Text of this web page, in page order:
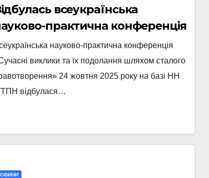
всеукраїнська
практична конференція
виклики та їх
шляхом сталого
науково-практична конференція
виклики та їх подолання шляхом сталого
24 жовтня 2025 року на базі НН
відбулася…